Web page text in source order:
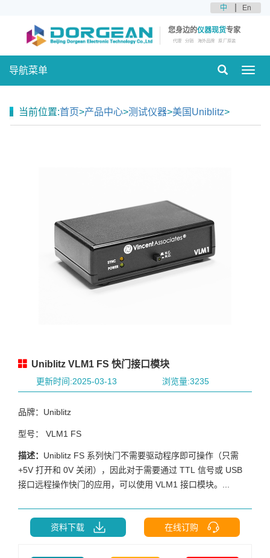
中 En
您身边的仪器现货专家
代理 分销 海外品牌 原厂原装
导航菜单
当前位置:首页>产品中心>测试仪器>美国Uniblitz>
Uniblitz VLM1 FS 快门接口模块
更新时间:2025-03-13 浏览量:3235
品牌：Uniblitz
型号： VLM1 FS
描述： Uniblitz FS 系列快门不需要驱动程序即可操作（只需
+5V 打开和 0V 关闭），因此对于需要通过 TTL 信号或 USB
接口远程操作快门的应用，可以使用 VLM1 接口模块。...
资料下载 在线订购